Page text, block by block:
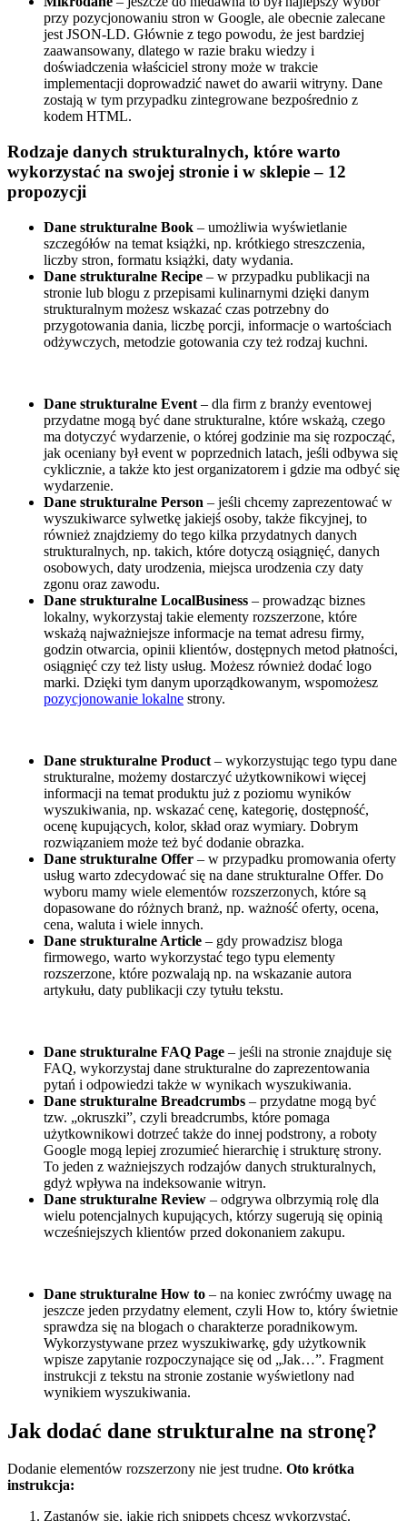
przy pozycjonowaniu stron w Google, ale obecnie zalecane
jest JSON-LD. Głównie z tego powodu, że jest bardziej
zaawansowany, dlatego w razie braku wiedzy i
doświadczenia właściciel strony może w trakcie
implementacji doprowadzić nawet do awarii witryny. Dane
zostają w tym przypadku zintegrowane bezpośrednio z
kodem HTML.
Rodzaje danych strukturalnych, które warto
wykorzystać na swojej stronie i w sklepie – 12
propozycji
Dane strukturalne Book – umożliwia wyświetlanie
szczegółów na temat książki, np. krótkiego streszczenia,
liczby stron, formatu książki, daty wydania.
Dane strukturalne Recipe – w przypadku publikacji na
stronie lub blogu z przepisami kulinarnymi dzięki danym
strukturalnym możesz wskazać czas potrzebny do
przygotowania dania, liczbę porcji, informacje o wartościach
odżywczych, metodzie gotowania czy też rodzaj kuchni.
Dane strukturalne Event – dla firm z branży eventowej
przydatne mogą być dane strukturalne, które wskażą, czego
ma dotyczyć wydarzenie, o której godzinie ma się rozpocząć,
jak oceniany był event w poprzednich latach, jeśli odbywa się
cyklicznie, a także kto jest organizatorem i gdzie ma odbyć się
wydarzenie.
Dane strukturalne Person – jeśli chcemy zaprezentować w
wyszukiwarce sylwetkę jakiejś osoby, także fikcyjnej, to
również znajdziemy do tego kilka przydatnych danych
strukturalnych, np. takich, które dotyczą osiągnięć, danych
osobowych, daty urodzenia, miejsca urodzenia czy daty
zgonu oraz zawodu.
Dane strukturalne LocalBusiness – prowadząc biznes
lokalny, wykorzystaj takie elementy rozszerzone, które
wskażą najważniejsze informacje na temat adresu firmy,
godzin otwarcia, opinii klientów, dostępnych metod płatności,
osiągnięć czy też listy usług. Możesz również dodać logo
marki. Dzięki tym danym uporządkowanym, wspomożesz
pozycjonowanie lokalne strony.
Dane strukturalne Product – wykorzystując tego typu dane
strukturalne, możemy dostarczyć użytkownikowi więcej
informacji na temat produktu już z poziomu wyników
wyszukiwania, np. wskazać cenę, kategorię, dostępność,
ocenę kupujących, kolor, skład oraz wymiary. Dobrym
rozwiązaniem może też być dodanie obrazka.
Dane strukturalne Offer – w przypadku promowania oferty
usług warto zdecydować się na dane strukturalne Offer. Do
wyboru mamy wiele elementów rozszerzonych, które są
dopasowane do różnych branż, np. ważność oferty, ocena,
cena, waluta i wiele innych.
Dane strukturalne Article – gdy prowadzisz bloga
firmowego, warto wykorzystać tego typu elementy
rozszerzone, które pozwalają np. na wskazanie autora
artykułu, daty publikacji czy tytułu tekstu.
Dane strukturalne FAQ Page – jeśli na stronie znajduje się
FAQ, wykorzystaj dane strukturalne do zaprezentowania
pytań i odpowiedzi także w wynikach wyszukiwania.
Dane strukturalne Breadcrumbs – przydatne mogą być
tzw. „okruszki”, czyli breadcrumbs, które pomaga
użytkownikowi dotrzeć także do innej podstrony, a roboty
Google mogą lepiej zrozumieć hierarchię i strukturę strony.
To jeden z ważniejszych rodzajów danych strukturalnych,
gdyż wpływa na indeksowanie witryn.
Dane strukturalne Review – odgrywa olbrzymią rolę dla
wielu potencjalnych kupujących, którzy sugerują się opinią
wcześniejszych klientów przed dokonaniem zakupu.
Dane strukturalne How to – na koniec zwróćmy uwagę na
jeszcze jeden przydatny element, czyli How to, który świetnie
sprawdza się na blogach o charakterze poradnikowym.
Wykorzystywane przez wyszukiwarkę, gdy użytkownik
wpisze zapytanie rozpoczynające się od „Jak…”. Fragment
instrukcji z tekstu na stronie zostanie wyświetlony nad
wynikiem wyszukiwania.
Jak dodać dane strukturalne na stronę?
Dodanie elementów rozszerzony nie jest trudne. Oto krótka
instrukcja:
Zastanów się, jakie rich snippets chcesz wykorzystać.